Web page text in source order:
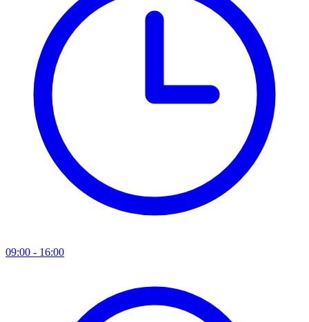
09:00 - 16:00